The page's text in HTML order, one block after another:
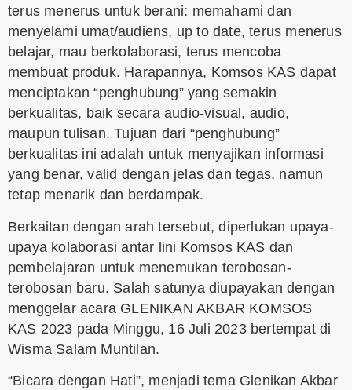
terus menerus untuk berani: memahami dan
menyelami umat/audiens, up to date, terus menerus
belajar, mau berkolaborasi, terus mencoba
membuat produk. Harapannya, Komsos KAS dapat
menciptakan “penghubung” yang semakin
berkualitas, baik secara audio-visual, audio,
maupun tulisan. Tujuan dari “penghubung”
berkualitas ini adalah untuk menyajikan informasi
yang benar, valid dengan jelas dan tegas, namun
tetap menarik dan berdampak.
Berkaitan dengan arah tersebut, diperlukan upaya-
upaya kolaborasi antar lini Komsos KAS dan
pembelajaran untuk menemukan terobosan-
terobosan baru. Salah satunya diupayakan dengan
menggelar acara GLENIKAN AKBAR KOMSOS
KAS 2023 pada Minggu, 16 Juli 2023 bertempat di
Wisma Salam Muntilan.
“Bicara dengan Hati”, menjadi tema Glenikan Akbar